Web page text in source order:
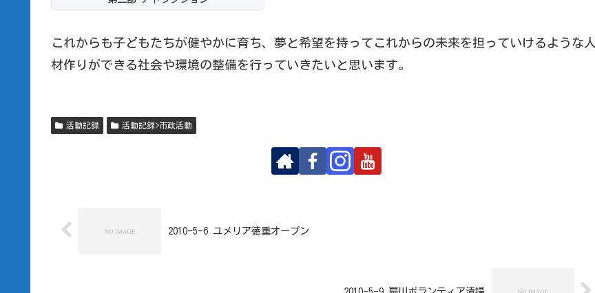
これからも子どもたちが健やかに育ち、夢と希望を持ってこれからの未来を担っていけるような人
材作りができる社会や環境の整備を行っていきたいと思います。
活動記録 活動記録>市政活動
2010-5-6 ユメリア徳重オープン